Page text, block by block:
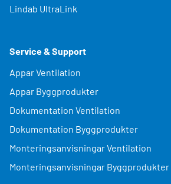
Lindab UltraLink
Service & Support
Appar Ventilation
Appar Byggprodukter
Dokumentation Ventilation
Dokumentation Byggprodukter
Monteringsanvisningar Ventilation
Monteringsanvisningar Byggprodukter